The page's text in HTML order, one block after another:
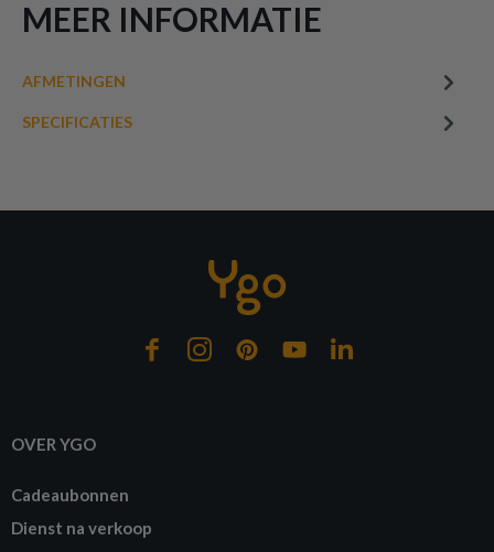
MEER INFORMATIE
AFMETINGEN
SPECIFICATIES
OVER YGO
Cadeaubonnen
Dienst na verkoop